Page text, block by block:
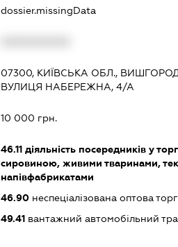
dossier.missingData
07300, КИЇВСЬКА ОБЛ.,
ВУЛИЦЯ НАБЕРЕЖНА, 4/А
10 000 грн.
46.11діяльність посередників у
сировиною, живими тваринами,
напівфабрикатами
46.90неспеціалізована оптова
49.41вантажний автомобільний